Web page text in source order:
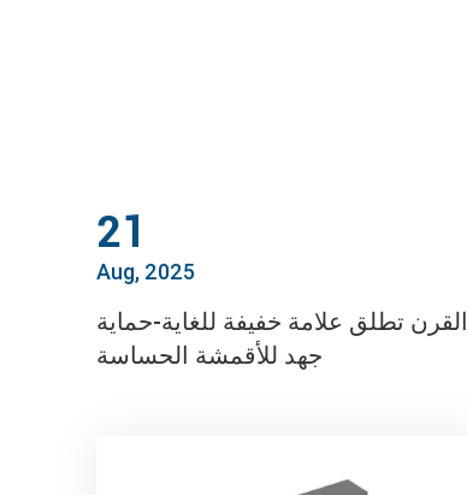
21
Aug, 2025
القرن تطلق علامة خفيفة للغاية-حماية
جهد للأقمشة الحساسة